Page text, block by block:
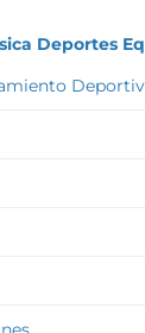
Deportes